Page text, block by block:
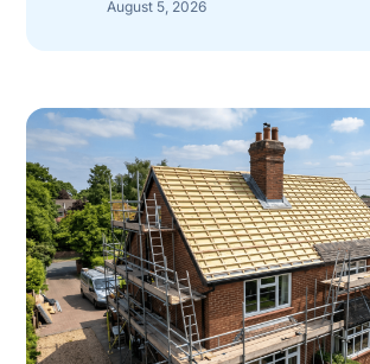
August 5, 2026